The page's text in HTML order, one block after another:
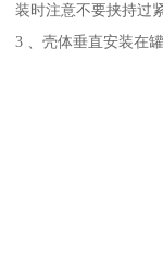
装时注意不要挟持过
3 、壳体垂直安装在